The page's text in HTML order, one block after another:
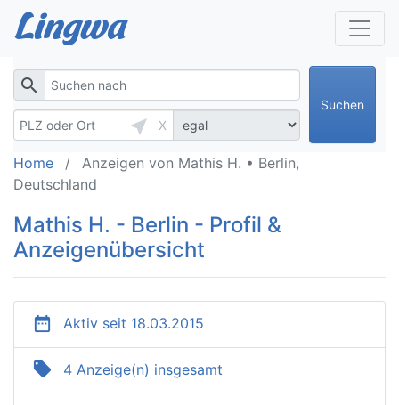
search
near_me
X
Suchen
Home
Anzeigen von Mathis H. • Berlin,
Deutschland
Mathis H. - Berlin - Profil &
Anzeigenübersicht
date_range Aktiv seit 18.03.2015
local_offer 4 Anzeige(n) insgesamt